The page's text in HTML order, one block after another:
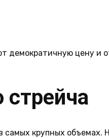
демократичную цену и
крупных объемах.